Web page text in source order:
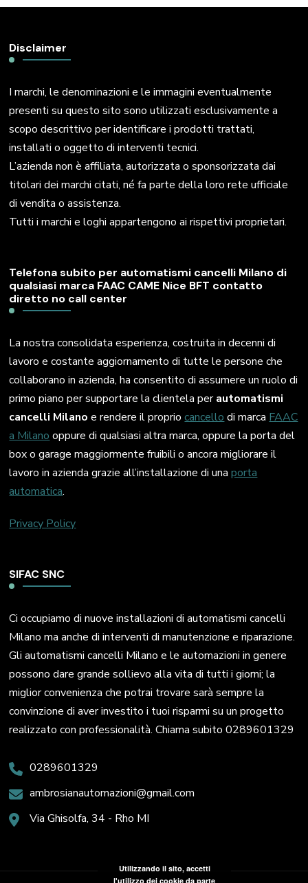
Disclaimer
I marchi, le denominazioni e le immagini eventualmente
presenti su questo sito sono utilizzati esclusivamente a
scopo descrittivo per identificare i prodotti trattati,
installati o oggetto di interventi tecnici.
L’azienda non è affiliata, autorizzata o sponsorizzata dai
titolari dei marchi citati, né fa parte della loro rete ufficiale
di vendita o assistenza.
Tutti i marchi e loghi appartengono ai rispettivi proprietari.
Telefona subito per automatismi cancelli Milano di
qualsiasi marca FAAC CAME Nice BFT contatto
diretto no call center
La nostra consolidata esperienza, costruita in decenni di
lavoro e costante aggiornamento di tutte le persone che
collaborano in azienda, ha consentito di assumere un ruolo di
primo piano per supportare la clientela perautomatismi
cancelli Milano e rendere il propriocancello di marca FAAC
a Milano oppure di qualsiasi altra marca, oppure la porta del
box o garage maggiormente fruibili o ancora migliorare il
lavoro in azienda grazie all’installazione di unaporta
automatica.
Privacy Policy
SIFAC SNC
Ci occupiamo di nuove installazioni di automatismi cancelli
Milano ma anche di interventi di manutenzione e riparazione.
Gli automatismi cancelli Milano e le automazioni in genere
possono dare grande sollievo alla vita di tutti i giorni; la
miglior convenienza che potrai trovare sarà sempre la
convinzione di aver investito i tuoi risparmi su un progetto
realizzato con professionalità. Chiama subito 0289601329
0289601329
ambrosianautomazioni@gmail.com
Via Ghisolfa, 34 - Rho MI
Utilizzando il sito, accetti
l'utilizzo dei cookie da parte